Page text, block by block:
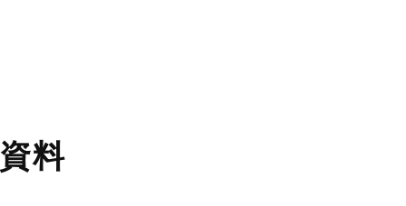
料